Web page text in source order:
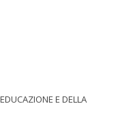
E DELLA